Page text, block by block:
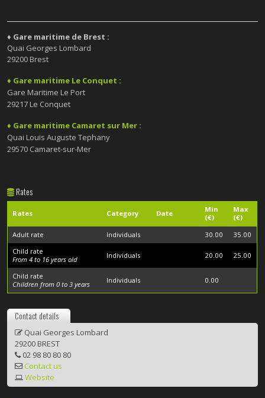
♦ Gare maritime de Brest :
Quai Georges Lombard
29200 Brest
♦ Gare maritime Le Conquet :
Gare Maritime Le Port
29217 Le Conquet
♦ Gare maritime Camaret sur Mer :
Quai Louis Auguste Tephany
29570 Camaret-sur-Mer
Rates
Rates Category Date
Min
(€)
Max
(€)
Adult rate
Individuals 30.00
35.00
Child rate
From 4 to 16 years old
Individuals 20.00 25.00
Child rate
Children from 0 to 3 years
Individuals 0.00
Contact details
Quai Georges Lombard
29200 BREST
02 98 80 80 80
Contact us
Website